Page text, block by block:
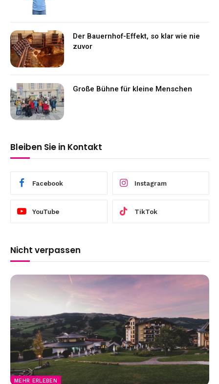
Der Bauernhof-Effekt, so klar wie nie
zuvor
Große Bühne für kleine Menschen
Bleiben Sie in Kontakt
Facebook Instagram
YouTube TikTok
Nicht verpassen
MEHR ERLEBEN